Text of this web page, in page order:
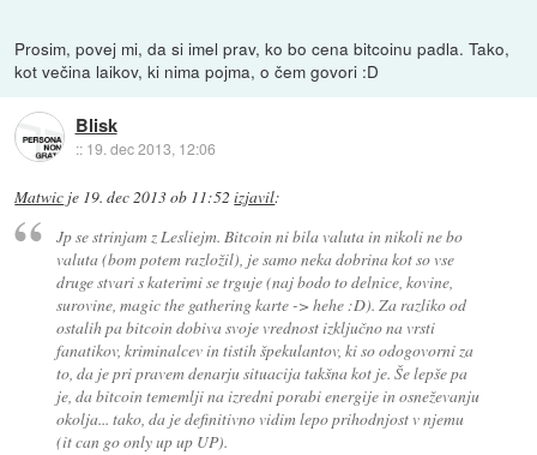
Prosim, povej mi, da si imel prav, ko bo cena bitcoinu padla. Tako,
kot večina laikov, ki nima pojma, o čem govori :D
Blisk
:: 19. dec 2013, 12:06
Matwic je 19. dec 2013 ob 11:52 izjavil:
Jp se strinjam z Lesliejm. Bitcoin ni bila valuta in nikoli ne bo
valuta (bom potem razložil), je samo neka dobrina kot so vse
druge stvari s katerimi se trguje (naj bodo to delnice, kovine,
surovine, magic the gathering karte -> hehe :D). Za razliko od
ostalih pa bitcoin dobiva svoje vrednost izključno na vrsti
fanatikov, kriminalcev in tistih špekulantov, ki so odogovorni za
to, da je pri pravem denarju situacija takšna kot je. Še lepše pa
je, da bitcoin tememlji na izredni porabi energije in osneževanju
okolja... tako, da je definitivno vidim lepo prihodnjost v njemu
(it can go only up up UP).